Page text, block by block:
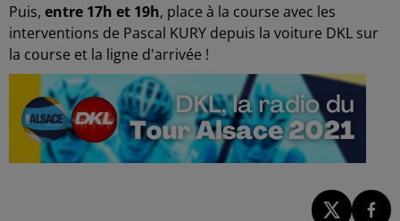
Puis, entre 17h et 19h, place à la course avec les
interventions de Pascal KURY depuis la voiture DKL sur
la course et la ligne d'arrivée !